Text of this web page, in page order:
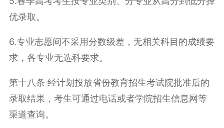
优录取。
6.专业志愿间不采用分数级差，无相关科目的成绩要
求，各专业无选科要求。
第十八条 经计划投放省份教育招生考试院批准后的
录取结果，考生可通过电话或者学院招生信息网等
渠道查询。